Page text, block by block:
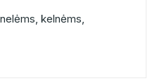
kelnėms,